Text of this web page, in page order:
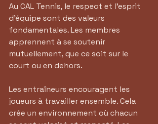
Au CAL Tennis, le respect et l'esprit
d'équipe sont des valeurs
fondamentales. Les membres
apprennent à se soutenir
mutuellement, que ce soit sur le
court ou en dehors.
Les entraîneurs encouragent les
joueurs à travailler ensemble. Cela
crée un environnement où chacun